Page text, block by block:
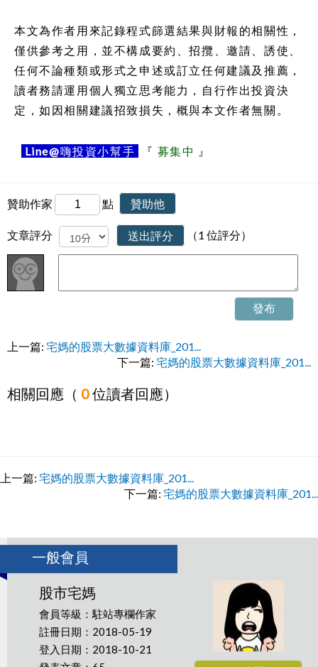
本文為作者用來記錄程式篩選結果與財報的相關性，
僅供參考之用，並不構成要約、招攬、邀請、誘使、
任何不論種類或形式之申述或訂立任何建議及推薦，
讀者務請運用個人獨立思考能力，自行作出投資決
定，如因相關建議招致損失，概與本文作者無關。
Line@嗨投資小幫手 『 募集中 』
贊助作家 點 贊助他
文章評分 送出評分 （1 位評分）
發布
上一篇: 宅媽的股票大數據資料庫_201...
下一篇: 宅媽的股票大數據資料庫_201...
相關回應（ 0位讀者回應）
上一篇: 宅媽的股票大數據資料庫_201...
下一篇: 宅媽的股票大數據資料庫_201...
一般會員
股市宅媽
會員等級：駐站專欄作家
註冊日期：2018-05-19
登入日期：2018-10-21